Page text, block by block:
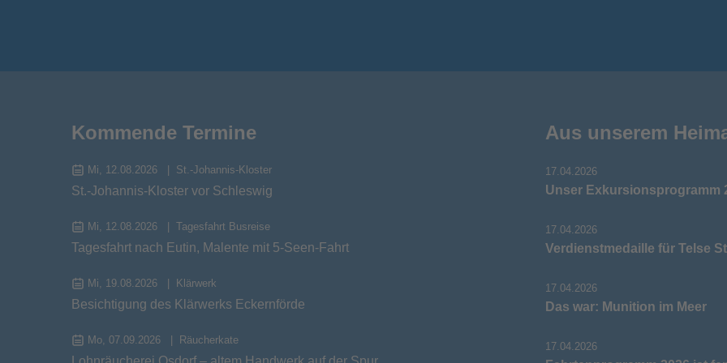
Kommende Termine
Mi, 12.08.2026 St.-Johannis-Kloster
St.-Johannis-Kloster vor Schleswig
Mi, 12.08.2026 Tagesfahrt Busreise
Tagesfahrt nach Eutin, Malente mit 5-Seen-Fahrt
Mi, 19.08.2026 Klärwerk
Besichtigung des Klärwerks Eckernförde
Mo, 07.09.2026 Räucherkate
Aus unserem
17.04.2026
Unser Exkursionsprogramm
17.04.2026
Verdienstmedaille für Telse
17.04.2026
Das war: Munition im Meer
17.04.2026